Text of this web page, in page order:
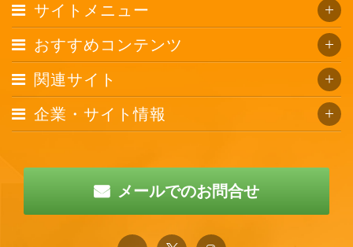
サイトメニュー
おすすめコンテンツ
関連サイト
企業・サイト情報
メールでのお問合せ